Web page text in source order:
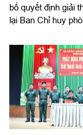
bố quyết định giải
lại Ban Chỉ huy